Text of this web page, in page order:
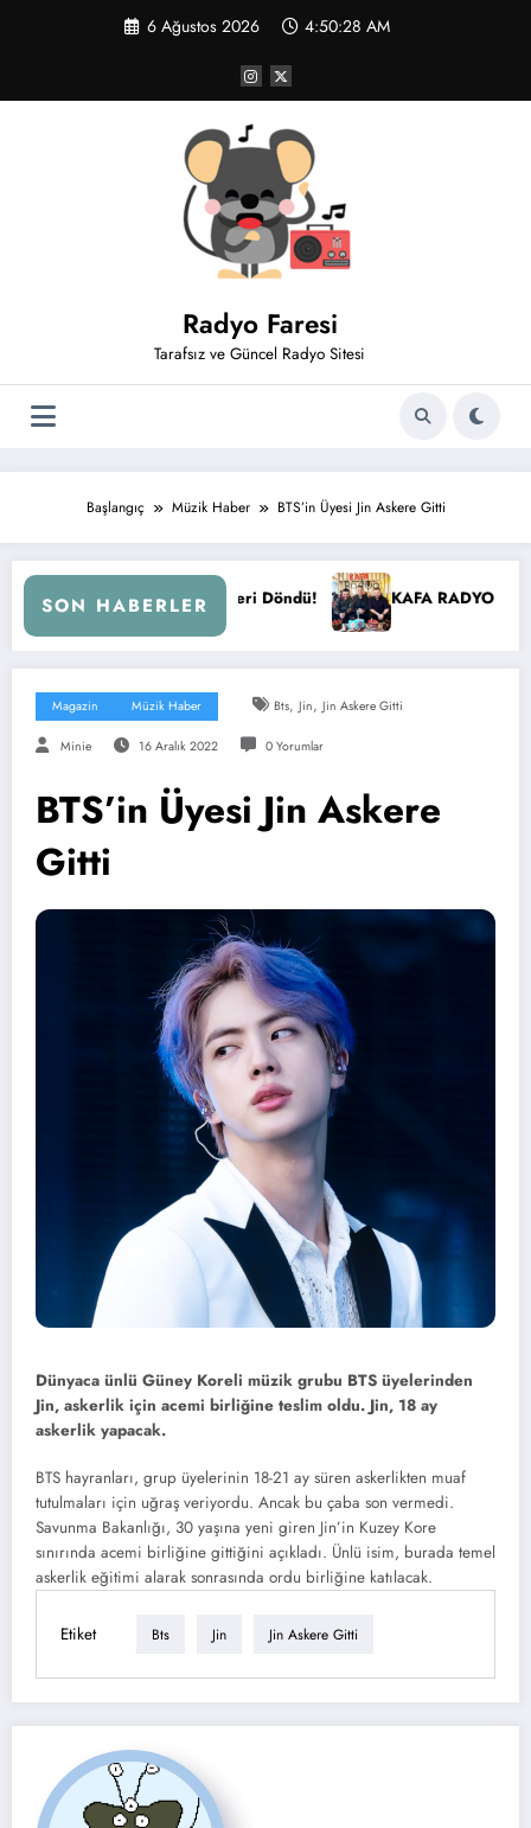
6 Ağustos 2026 4:50:28 AM
Radyo Faresi
Tarafsız ve Güncel Radyo Sitesi
Başlangıç Müzik Haber BTS’in Üyesi Jin Askere Gitti
SON HABERLER
Döndü! KAFA RADYO 6 YAŞINDA! İBB Başkanı
Magazin Müzik Haber Bts, Jin, Jin Askere Gitti
Minie 16 Aralık 2022 0 Yorumlar
BTS’in Üyesi Jin Askere
Gitti
Dünyaca ünlü Güney Koreli müzik grubu BTS üyelerinden
Jin, askerlik için acemi birliğine teslim oldu. Jin, 18 ay
askerlik yapacak.
BTS hayranları, grup üyelerinin 18-21 ay süren askerlikten muaf
tutulmaları için uğraş veriyordu. Ancak bu çaba son vermedi.
Savunma Bakanlığı, 30 yaşına yeni giren Jin’in Kuzey Kore
sınırında acemi birliğine gittiğini açıkladı. Ünlü isim, burada temel
askerlik eğitimi alarak sonrasında ordu birliğine katılacak.
Etiket Bts Jin Jin Askere Gitti